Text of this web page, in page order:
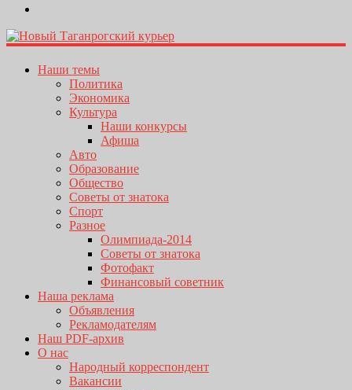
Наши темы
Политика
Экономика
Культура
Наши конкурсы
Афиша
Авто
Образование
Общество
Советы от знатока
Спорт
Разное
Олимпиада-2014
Советы от знатока
Фотофакт
Финансовый советник
Наша реклама
Объявления
Рекламодателям
Наш PDF-архив
О нас
Народный корреспондент
Вакансии